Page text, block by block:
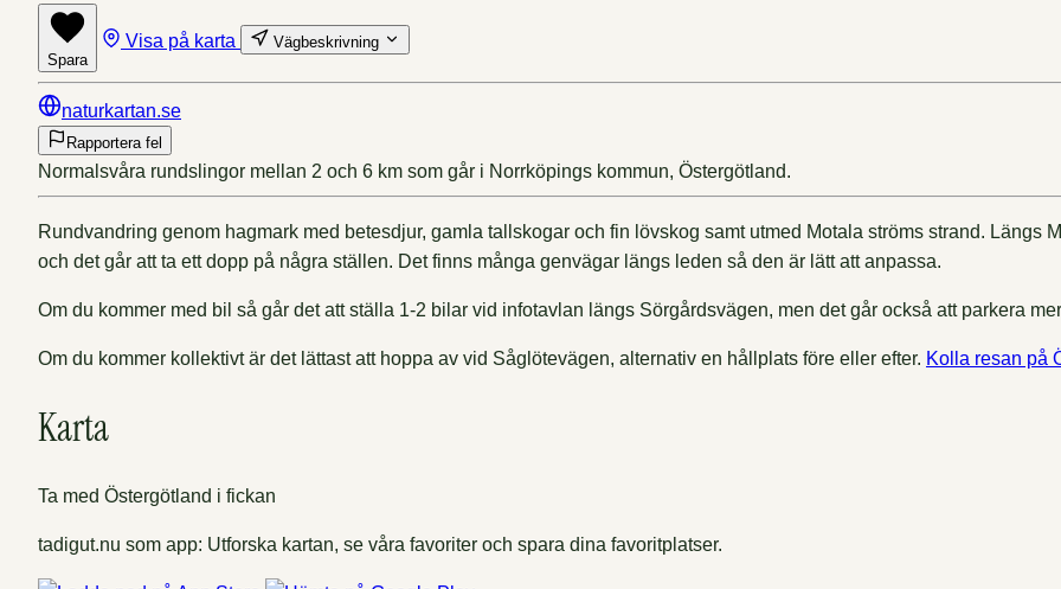
Spara
Visa på karta Vägbeskrivning
naturkartan.se
Rapportera fel
Normalsvåra rundslingor mellan 2 och 6 km som går i Norrköpings kommun, Östergötland.
Rundvandring genom hagmark med betesdjur, gamla tallskogar och fin lövskog samt utmed Motala ströms strand. Längs
och det går att ta ett dopp på några ställen. Det finns många genvägar längs leden så den är lätt att anpassa.
Om du kommer med bil så går det att ställa 1-2 bilar vid infotavlan längs Sörgårdsvägen, men det går också att parkera
Om du kommer kollektivt är det lättast att hoppa av vid Såglötevägen, alternativ en hållplats före eller efter. Kolla resan på
Karta
Ta med Östergötland i fickan
tadigut.nu som app: Utforska kartan, se våra favoriter och spara dina favoritplatser.